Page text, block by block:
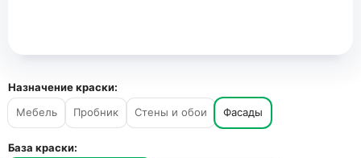
Назначение краски:
Мебель
Пробник Стены и обои Фасады
База краски: